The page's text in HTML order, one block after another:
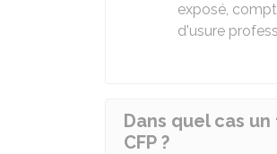
exposé,
d'usure
Dans quel cas
CFP ?